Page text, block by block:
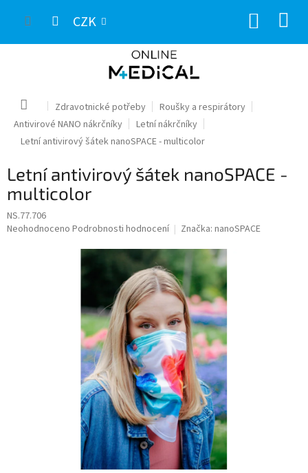
CZK
Domů Zdravotnické potřeby
Roušky a respirátory
Antivirové NANO nákrčníky
Letní nákrčníky
Letní antivirový šátek nanoSPACE - multicolor
Letní antivirový šátek nanoSPACE -
multicolor
NS.77.706
Průměrné
Neohodnoceno Podrobnosti hodnocení Značka: nanoSPACE